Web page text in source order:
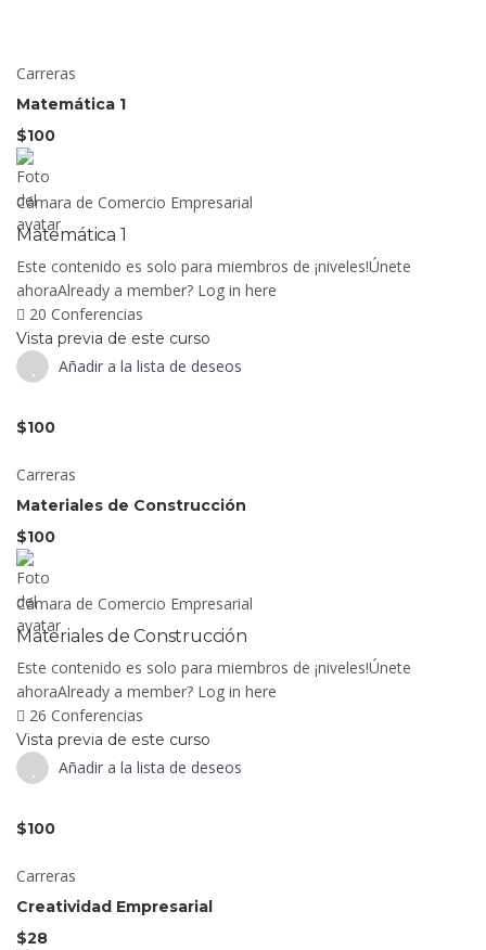
Carreras
Matemática 1
$100
Cámara de Comercio Empresarial
Matemática 1
Este contenido es solo para miembros de ¡niveles!Únete
ahoraAlready a member? Log in here
20 Conferencias
Vista previa de este curso
Añadir a la lista de deseos
$100
Carreras
Materiales de Construcción
$100
Cámara de Comercio Empresarial
Materiales de Construcción
Este contenido es solo para miembros de ¡niveles!Únete
ahoraAlready a member? Log in here
26 Conferencias
Vista previa de este curso
Añadir a la lista de deseos
$100
Carreras
Creatividad Empresarial
$28